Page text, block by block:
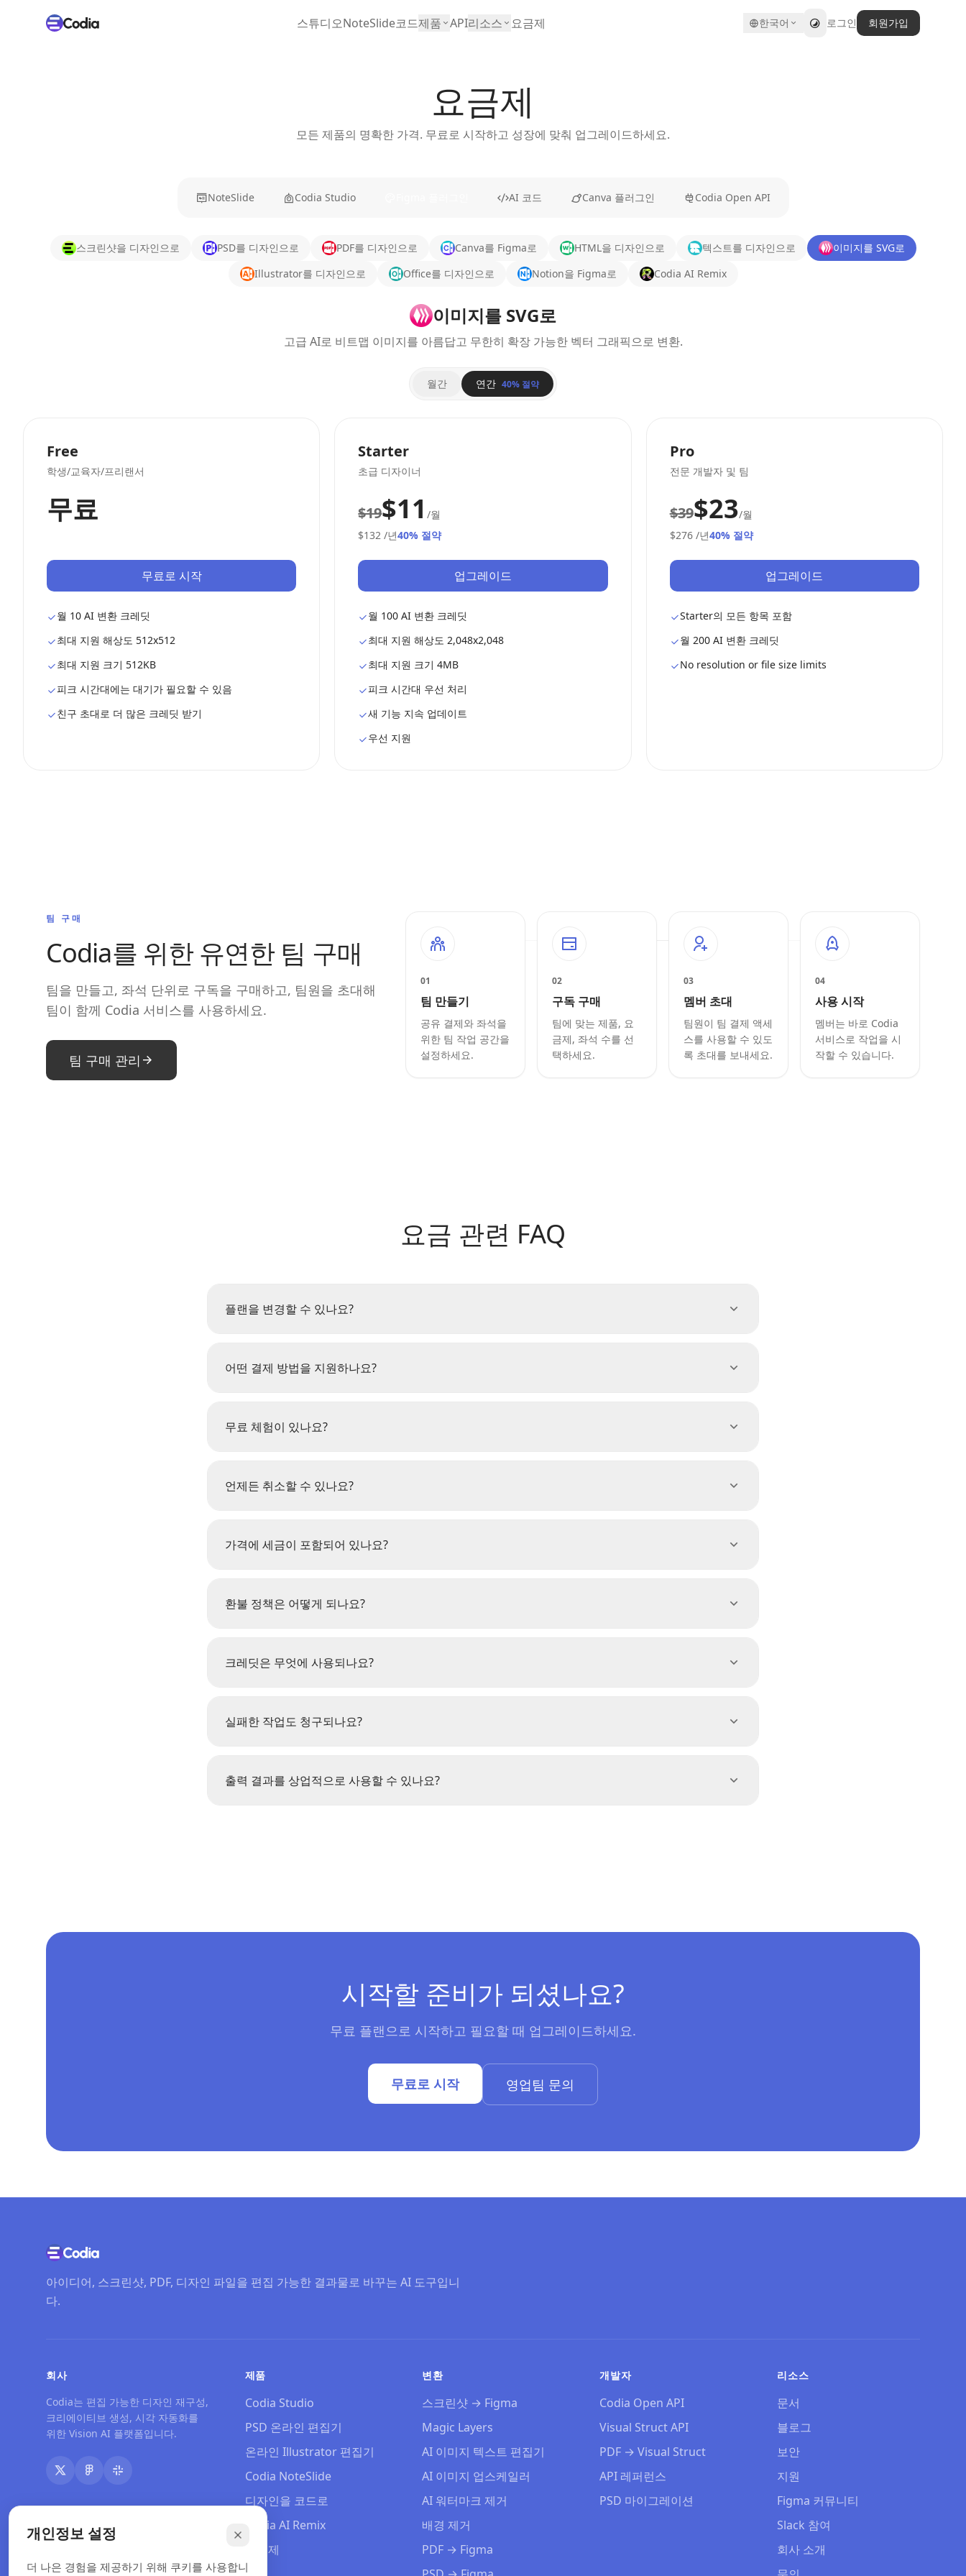
스튜디오NoteSlide코드제품 API리소스 요금제 한국어 로그인 회원가입
요금제
모든 제품의 명확한 가격. 무료로 시작하고 성장에 맞춰 업그레이드하세요.
NoteSlide Codia Studio AI 코드 Canva 플러그인 Codia Open API
스크린샷을 디자인으로 PSD를 디자인으로 PDF를 디자인으로 Canva를 Figma로 HTML을 디자인으로 텍스트를 디자인으로
이미지를 SVG로
Illustrator를 디자인으로
Office를 디자인으로 Notion을 Figma로 Codia AI Remix
이미지를 SVG로
고급 AI로 비트맵 이미지를 아름답고 무한히 확장 가능한 벡터 그래픽으로 변환.
월간 연간 40% 절약
Free
학생/교육자/프리랜서
무료
무료로 시작
월 10 AI 변환 크레딧
최대 지원 해상도 512x512
최대 지원 크기 512KB
피크 시간대에는 대기가 필요할 수 있음
친구 초대로 더 많은 크레딧 받기
Starter
초급 디자이너
$19$11/월
$132 /년40% 절약
업그레이드
월 100 AI 변환 크레딧
최대 지원 해상도 2,048x2,048
최대 지원 크기 4MB
피크 시간대 우선 처리
새 기능 지속 업데이트
우선 지원
Pro
전문 개발자 및 팀
$39$23/월
$276 /년40% 절약
업그레이드
Starter의 모든 항목 포함
월 200 AI 변환 크레딧
No resolution or file size limits
팀 구매
Codia를 위한 유연한 팀 구매
팀을 만들고, 좌석 단위로 구독을 구매하고, 팀원을 초대해
팀이 함께 Codia 서비스를 사용하세요.
팀 구매 관리
01
팀 만들기
공유 결제와 좌석을
위한 팀 작업 공간을
설정하세요.
02
구독 구매
팀에 맞는 제품, 요
금제, 좌석 수를 선
택하세요.
03
멤버 초대
팀원이 팀 결제 액세
스를 사용할 수 있도
록 초대를 보내세요.
04
사용 시작
멤버는 바로 Codia
서비스로 작업을 시
작할 수 있습니다.
요금 관련 FAQ
플랜을 변경할 수 있나요?
어떤 결제 방법을 지원하나요?
무료 체험이 있나요?
언제든 취소할 수 있나요?
가격에 세금이 포함되어 있나요?
환불 정책은 어떻게 되나요?
크레딧은 무엇에 사용되나요?
실패한 작업도 청구되나요?
출력 결과를 상업적으로 사용할 수 있나요?
시작할 준비가 되셨나요?
무료 플랜으로 시작하고 필요할 때 업그레이드하세요.
무료로 시작 영업팀 문의
아이디어, 스크린샷, PDF, 디자인 파일을 편집 가능한 결과물로 바꾸는 AI 도구입니
다.
회사
Codia는 편집 가능한 디자인 재구성,
크리에이티브 생성, 시각 자동화를
위한 Vision AI 플랫폼입니다.
제품
Codia Studio
PSD 온라인 편집기
온라인 Illustrator 편집기
Codia NoteSlide
디자인을 코드로
Codia AI Remix
요금제
변환
스크린샷 → Figma
Magic Layers
AI 이미지 텍스트 편집기
AI 이미지 업스케일러
AI 워터마크 제거
배경 제거
PDF → Figma
개발자
Codia Open API
Visual Struct API
PDF → Visual Struct
API 레퍼런스
PSD 마이그레이션
리소스
문서
블로그
보안
지원
Figma 커뮤니티
Slack 참여
회사 소개
개인정보 설정
더 나은 경험을 제공하기 위해 쿠키를 사용합니